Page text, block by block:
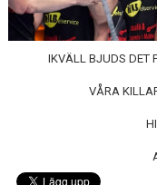
IKVÄLL BJUDS DET
VÅRA